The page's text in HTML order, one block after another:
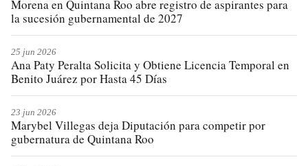
Morena en Quintana Roo abre registro de aspirantes para
la sucesión gubernamental de 2027
25 jun 2026
Ana Paty Peralta Solicita y Obtiene Licencia Temporal en
Benito Juárez por Hasta 45 Días
23 jun 2026
Marybel Villegas deja Diputación para competir por
gubernatura de Quintana Roo